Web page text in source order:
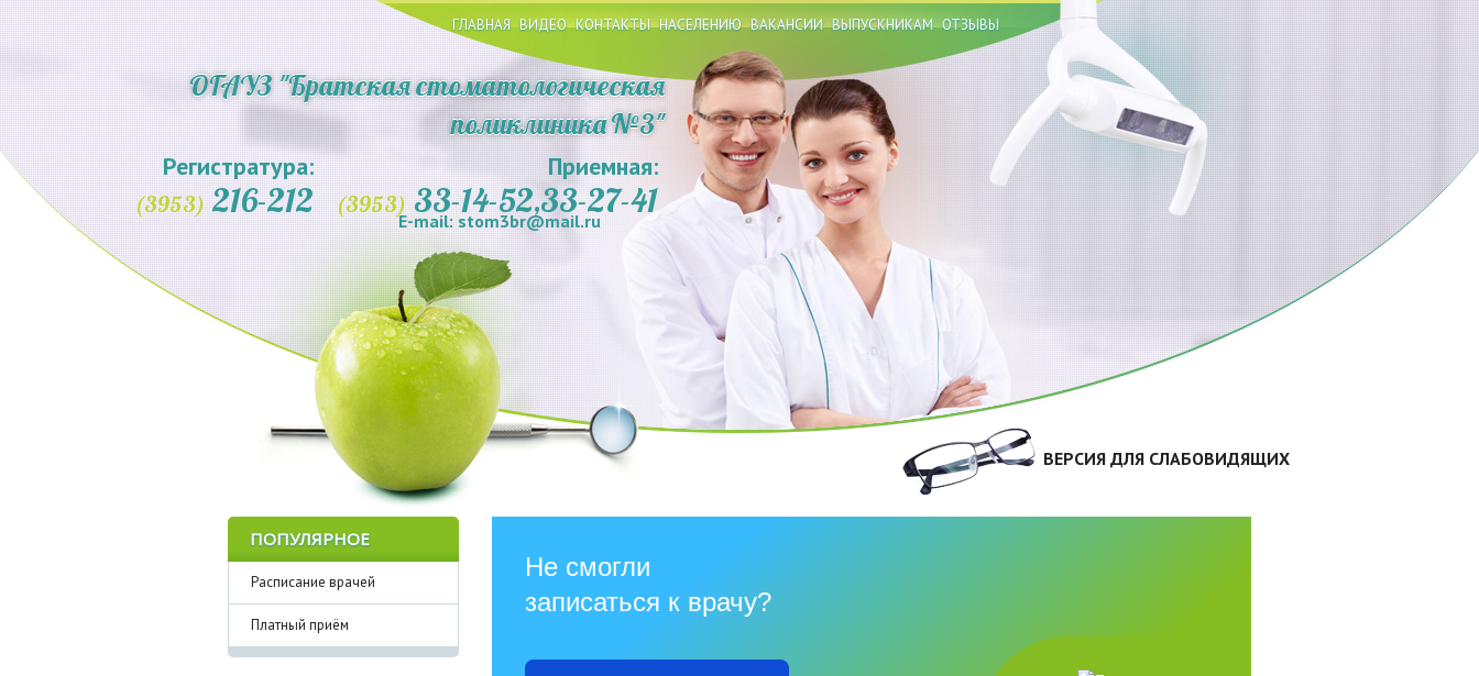
ГЛАВНАЯ ВИДЕО КОНТАКТЫ НАСЕЛЕНИЮ ВАКАНСИИ ВЫПУСКНИКАМ ОТЗЫВЫ
ОГАУЗ "Братская стоматологическая
поликлиника№3"
Регистратура:
(3953) 216-212
Приемная:
(3953)33-14-52,33-27-41
E-mail: stom3br@mail.ru
ВЕРСИЯ ДЛЯ СЛАБОВИДЯЩИХ
ПОПУЛЯРНОЕ
Расписание врачей
Платный приём
Не смогли
записаться к врачу?